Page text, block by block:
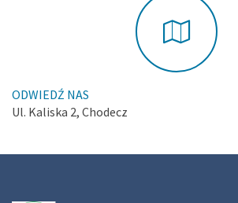
ODWIEDŹ NAS
Ul. Kaliska 2, Chodecz